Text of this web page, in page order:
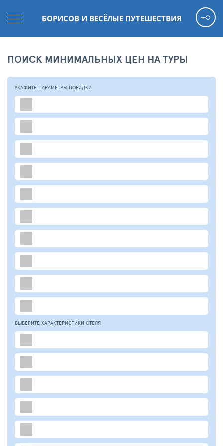
БОРИСОВ И ВЕСЁЛЫЕ ПУТЕШЕСТВИЯ
ПОИСК МИНИМАЛЬНЫХ ЦЕН НА ТУРЫ
УКАЖИТЕ ПАРАМЕТРЫ ПОЕЗДКИ
ВЫБЕРИТЕ ХАРАКТЕРИСТИКИ ОТЕЛЯ